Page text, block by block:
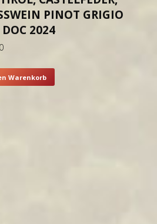
PINOT GRIGIO "
2024
Warenkorb